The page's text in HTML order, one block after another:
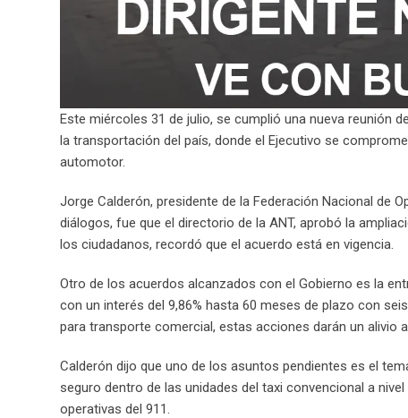
Este miércoles 31 de julio, se cumplió una nueva reunión
la transportación del país, donde el Ejecutivo se
automotor.
Jorge Calderón, presidente de la Federación Nacional de
diálogos, fue que el directorio de la ANT, aprobó la
los ciudadanos, recordó que el acuerdo está en vigencia.
Otro de los acuerdos alcanzados con el Gobierno es la
con un interés del 9,86% hasta 60 meses de plazo con
para transporte comercial, estas acciones darán un alivio
Calderón dijo que uno de los asuntos pendientes es el
seguro dentro de las unidades del taxi convencional a
operativas del 911.